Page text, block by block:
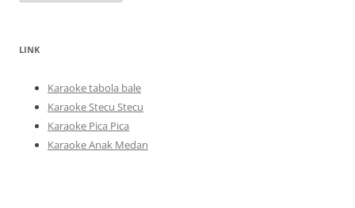
LINK
Karaoke tabola bale
Karaoke Stecu Stecu
Karaoke Pica Pica
Karaoke Anak Medan